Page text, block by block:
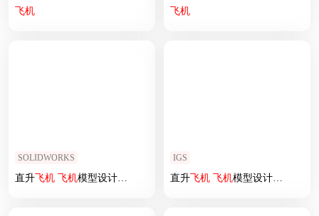
飞机 飞机
SOLIDWORKS
直升飞机 飞机模型设计 (54)
IGS
直升飞机 飞机模型设计 (58)